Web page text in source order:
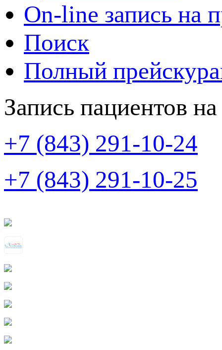
On-line запись на
Поиск
Полный
Запись пациентов
+7 (843) 291-10-24
+7 (843) 291-10-25